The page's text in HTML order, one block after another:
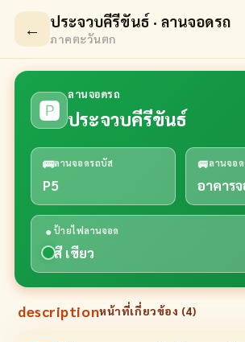
← ประจวบคีรีขันธ์ · ลานจอดรถ
ภาคตะวันตก
🅿
ลานจอดรถ
ประจวบคีรีขันธ์
🚌ลานจอดรถบัส
P5
🚐ลานจอ
อาคาร
● ป้ายไฟลานจอด
สี เขียว
descriptionหน้าที่เกี่ยวข้อง (4)